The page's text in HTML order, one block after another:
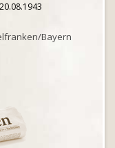
Bayern